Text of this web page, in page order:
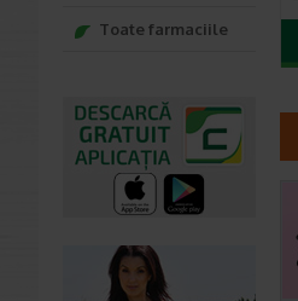
Toate farmaciile